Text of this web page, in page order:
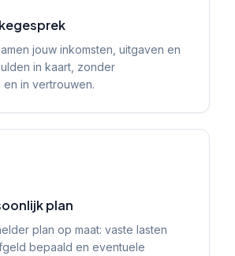
jouw inkomsten, uitgaven en
in kaart, zonder
in vertrouwen.
plan
plan op maat: vaste lasten
bepaald en eventuele